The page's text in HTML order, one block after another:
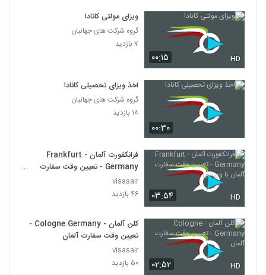
۰۰:۱۵ HD
ویزای مولتی کانادا
گروه شرکت های جهانبان
۷ بازدید
۰۰:۳۰
اخذ ویزای تحصیلی کانادا
گروه شرکت های جهانبان
۱۸ بازدید
۰۳:۵۴ HD
فرانکفورت آلمان - Frankfurt
Germany - تعیین وقت سفارت
آلمان با ویزاسیر
visasair
۴۶ بازدید
۰۲:۵۲ HD
کلن آلمان - Cologne Germany -
تعیین وقت سفارت آلمان
visasair
۵۰ بازدید